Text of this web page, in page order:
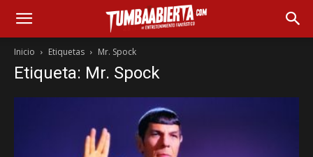
Inicio Etiquetas Mr. Spock
Etiqueta: Mr. Spock